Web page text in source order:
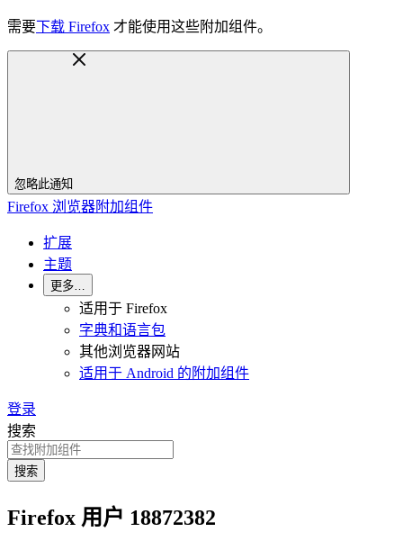
需要下载 Firefox 才能使用这些附加组件。
忽略此通知
Firefox 浏览器附加组件
扩展
主题
更多…
适用于 Firefox
字典和语言包
其他浏览器网站
适用于 Android 的附加组件
登录
搜索
搜索
Firefox 用户 18872382